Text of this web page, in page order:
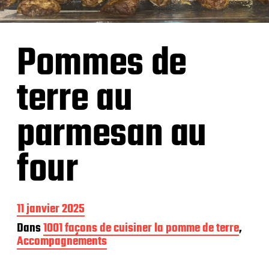
Pommes de
terre au
parmesan au
four
D
a
t
e
11 janvier 2025
Dans1001 façons de cuisiner la pomme de terre,
Accompagnements